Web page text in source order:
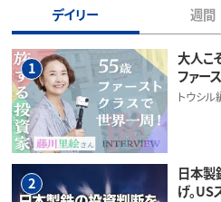
デイリー 週間
1
大人こ
ファー
トウシ
2
日本製
げ。